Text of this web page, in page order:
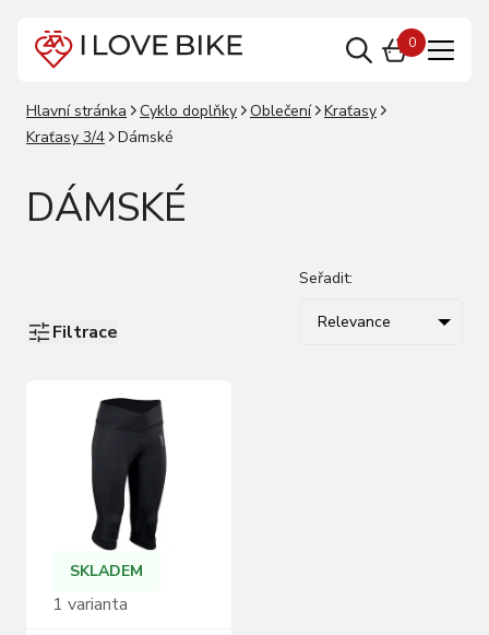
0
Hlavní stránka Cyklo doplňky Oblečení
Kraťasy
Kraťasy 3/4
Dámské
DÁMSKÉ
Filtrace
Seřadit:
Relevance
SKLADEM
1 varianta